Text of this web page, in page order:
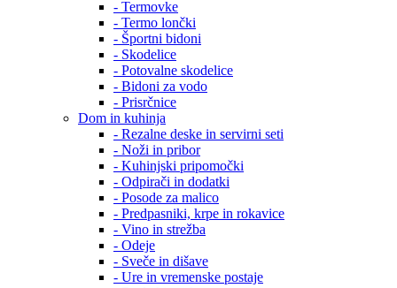
- Termovke
- Termo lončki
- Športni bidoni
- Skodelice
- Potovalne skodelice
- Bidoni za vodo
- Prisrčnice
Dom in kuhinja
- Rezalne deske in servirni seti
- Noži in pribor
- Kuhinjski pripomočki
- Odpirači in dodatki
- Posode za malico
- Predpasniki, krpe in rokavice
- Vino in strežba
- Odeje
- Sveče in dišave
- Ure in vremenske postaje